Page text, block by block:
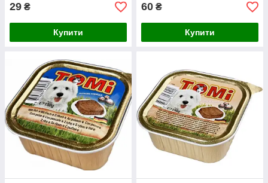
29 ₴
Купити
60 ₴
Купити